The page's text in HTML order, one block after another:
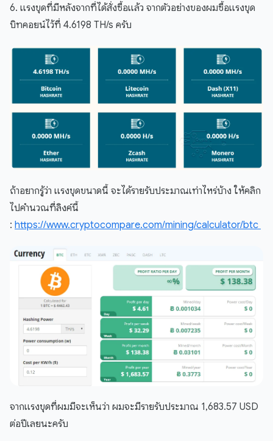
6. แรงขุดที่มีหลังจากที่ได้สั่งซื้อแล้ว จากตัวอย่างของผมซื้อแรงขุด
บิทคอยน์ไว้ที่ 4.6198 TH/s ครับ
ถ้าอยากรู้ว่า แรงขุดขนาดนี้ จะได้รายรับประมาณเท่าไหร่บ้าง ให้คลิก
ไปคำนวณที่ลิงค์นี้
: https://www.cryptocompare.com/mining/calculator/btc
จากแรงขุดที่ผมมีจะเห็นว่า ผมจะมีรายรับประมาณ 1,683.57 USD
ต่อปีเลยนะครับ